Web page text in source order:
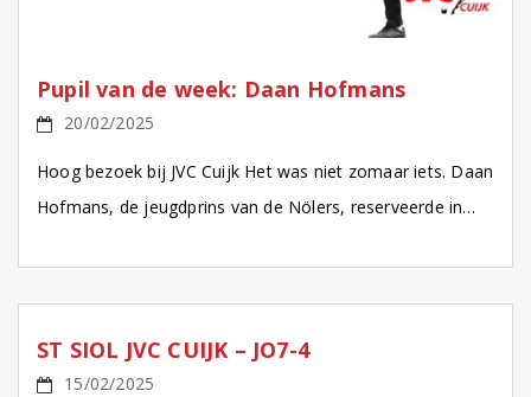
Pupil van de week: Daan Hofmans
20/02/2025
Hoog bezoek bij JVC Cuijk Het was niet zomaar iets. Daan
Hofmans, de jeugdprins van de Nölers, reserveerde in
ST SIOL JVC CUIJK – JO7-4
15/02/2025